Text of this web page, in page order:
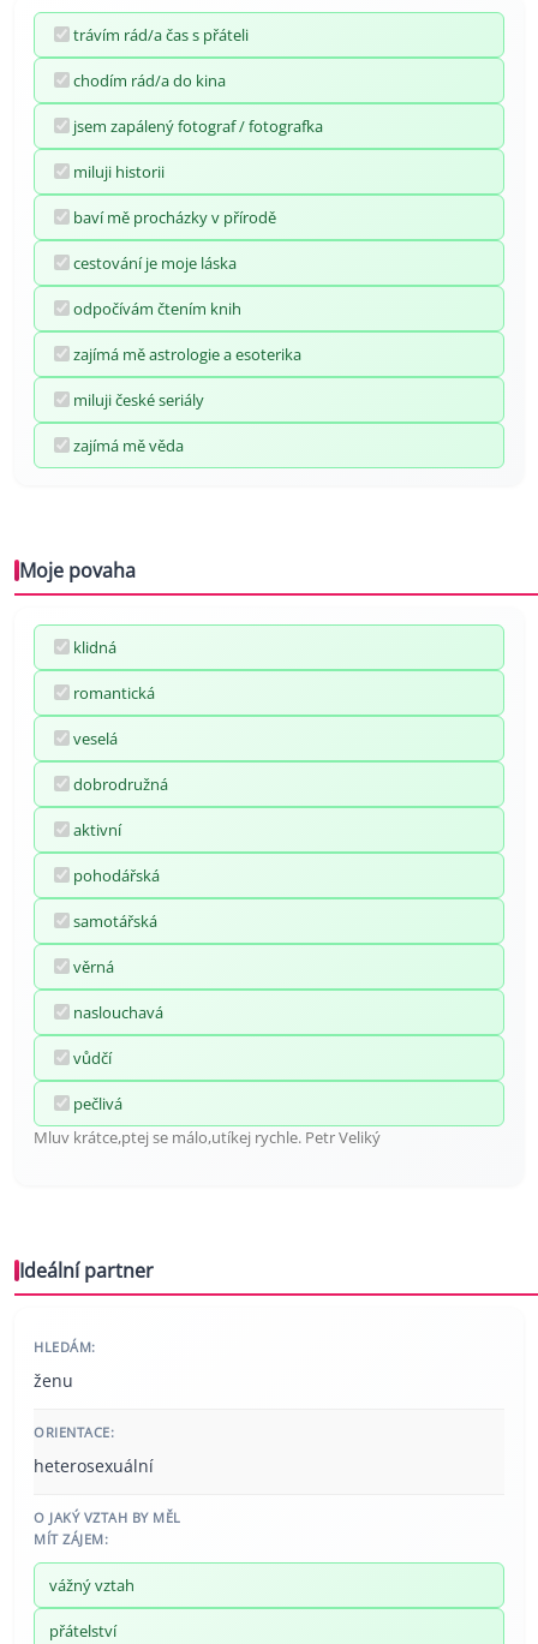
trávím rád/a čas s přáteli
chodím rád/a do kina
jsem zapálený fotograf / fotografka
miluji historii
baví mě procházky v přírodě
cestování je moje láska
odpočívám čtením knih
zajímá mě astrologie a esoterika
miluji české seriály
zajímá mě věda
Moje povaha
klidná
romantická
veselá
dobrodružná
aktivní
pohodářská
samotářská
věrná
naslouchavá
vůdčí
pečlivá
Mluv krátce,ptej se málo,utíkej rychle. Petr Veliký
Ideální partner
HLEDÁM:
ženu
ORIENTACE:
heterosexuální
O JAKÝ VZTAH BY MĚL
MÍT ZÁJEM:
vážný vztah
přátelství